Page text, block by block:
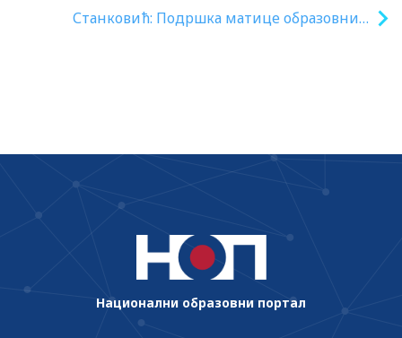
Станковић: Подршка матице образовним
Национални образовни портал